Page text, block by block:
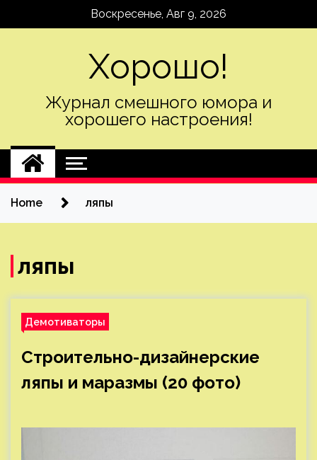
Воскресенье, Авг 9, 2026
Хорошо!
Журнал смешного юмора и
хорошего настроения!
Home ляпы
ляпы
Демотиваторы
Строительно-дизайнерские
ляпы и маразмы (20 фото)